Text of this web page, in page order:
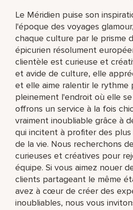
Le Méridien puise son
l'époque des voyages
chaque culture par le prisme
épicurien résolument
clientèle est curieuse et
et avide de culture, elle
et elle aime ralentir le rythme
pleinement l'endroit où elle
offrons un service à la fois
vraiment inoubliable grâce à
qui incitent à profiter des
de la vie. Nous recherchons
curieuses et créatives pour
équipe. Si vous aimez nouer
clients partageant le même
avez à cœur de créer des
inoubliables, nous vous